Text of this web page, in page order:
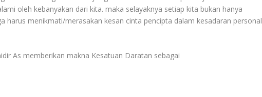
oleh kebanyakan dari kita. maka selayaknya setiap kita bukan hanya
harus menikmati/merasakan kesan cinta pencipta dalam kesadaran personal
As memberikan makna Kesatuan Daratan sebagai